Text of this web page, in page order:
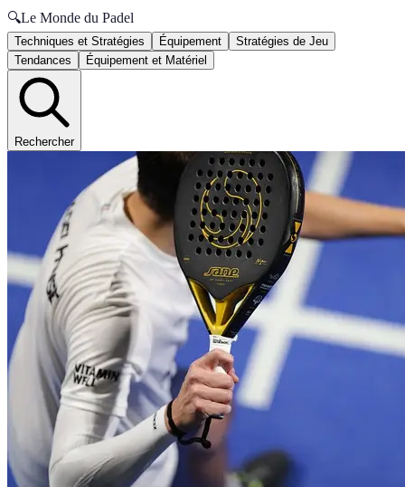
🔍Le Monde du Padel
Techniques et Stratégies Équipement
Stratégies de Jeu
Tendances
Équipement et Matériel
Rechercher